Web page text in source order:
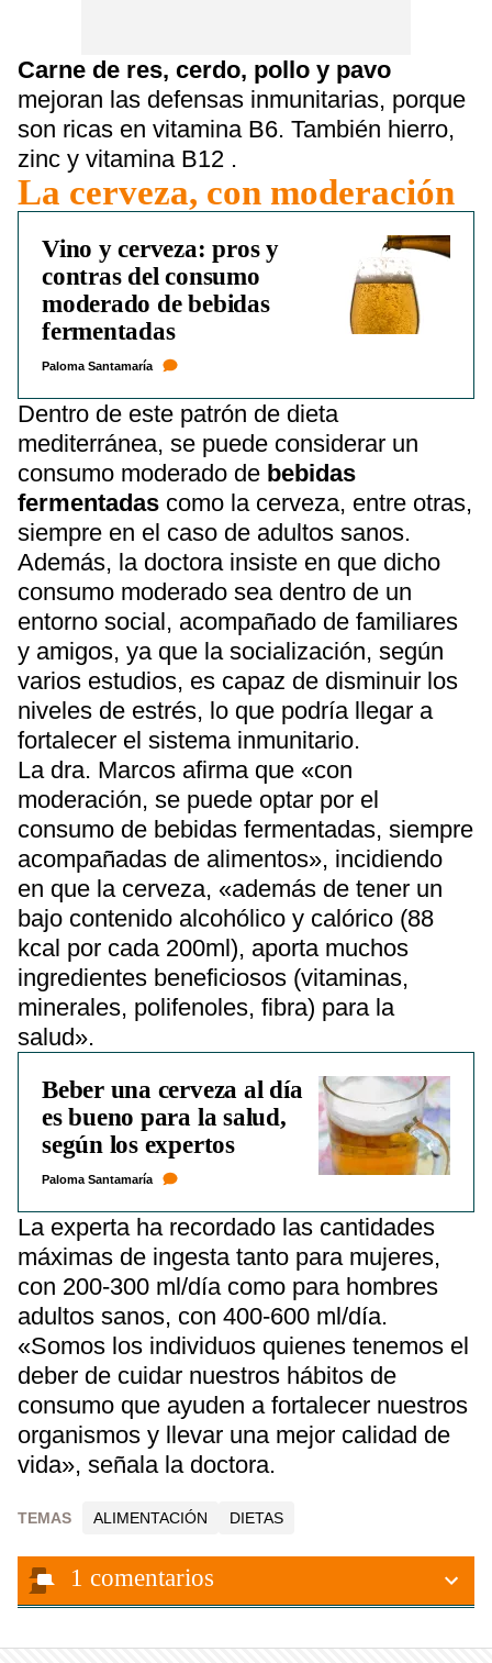
Carne de res, cerdo, pollo y pavo
mejoran las defensas inmunitarias, porque
son ricas en vitamina B6. También hierro,
zinc y vitamina B12 .
La cerveza, con moderación
Vino y cerveza: pros y
contras del consumo
moderado de bebidas
fermentadas
Paloma Santamaría
Dentro de este patrón de dieta
mediterránea, se puede considerar un
consumo moderado de bebidas
fermentadas como la cerveza, entre otras,
siempre en el caso de adultos sanos.
Además, la doctora insiste en que dicho
consumo moderado sea dentro de un
entorno social, acompañado de familiares
y amigos, ya que la socialización, según
varios estudios, es capaz de disminuir los
niveles de estrés, lo que podría llegar a
fortalecer el sistema inmunitario.
La dra. Marcos afirma que «con
moderación, se puede optar por el
consumo de bebidas fermentadas, siempre
acompañadas de alimentos», incidiendo
en que la cerveza, «además de tener un
bajo contenido alcohólico y calórico (88
kcal por cada 200ml), aporta muchos
ingredientes beneficiosos (vitaminas,
minerales, polifenoles, fibra) para la
salud».
Beber una cerveza al día
es bueno para la salud,
según los expertos
Paloma Santamaría
La experta ha recordado las cantidades
máximas de ingesta tanto para mujeres,
con 200-300 ml/día como para hombres
adultos sanos, con 400-600 ml/día.
«Somos los individuos quienes tenemos el
deber de cuidar nuestros hábitos de
consumo que ayuden a fortalecer nuestros
organismos y llevar una mejor calidad de
vida», señala la doctora.
TEMAS ALIMENTACIÓN DIETAS
1 comentarios